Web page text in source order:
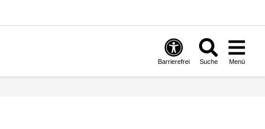
Barrierefrei Suche Menü